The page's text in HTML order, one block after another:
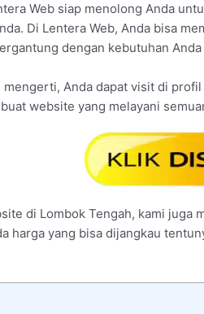
Web siap menolong Anda
Di Lentera Web, Anda bisa
dengan kebutuhan Anda
Anda dapat visit di
website yang melayani
di Lombok Tengah, kami juga
harga yang bisa dijangkau